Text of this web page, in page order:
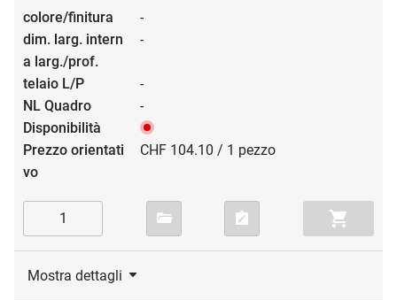
-
-
-
-
CHF 104.10 / 1 pezzo
Mostra dettagli